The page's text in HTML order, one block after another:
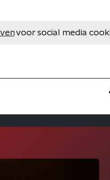
voor social media